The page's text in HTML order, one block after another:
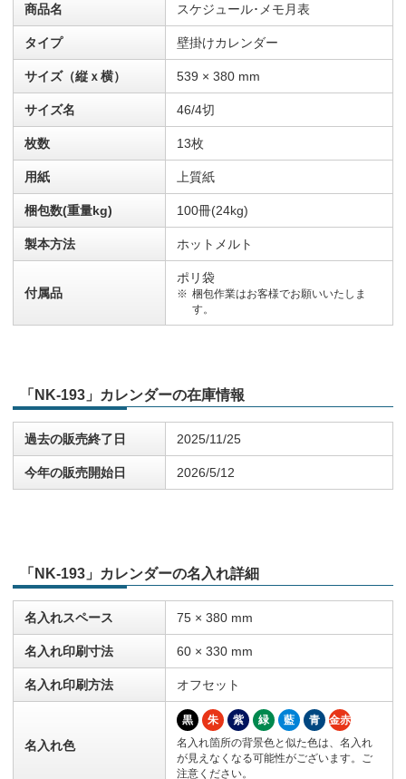
商品名 スケジュール･メモ月表
タイプ 壁掛けカレンダー
サイズ（縦ｘ横） 539 × 380 mm
サイズ名 46/4切
枚数 13枚
用紙 上質紙
梱包数(重量kg) 100冊(24kg)
製本方法 ホットメルト
付属品
ポリ袋
梱包作業はお客様でお願いいたしま
す。
「NK-193」カレンダーの在庫情報
過去の販売終了日 2025/11/25
今年の販売開始日 2026/5/12
「NK-193」カレンダーの名入れ詳細
名入れスペース 75 × 380 mm
名入れ印刷寸法 60 × 330 mm
名入れ印刷方法 オフセット
名入れ色
黒 朱 紫 緑 藍 青
金赤
名入れ箇所の背景色と似た色は、名入れ
が見えなくなる可能性がございます。ご
注意ください。